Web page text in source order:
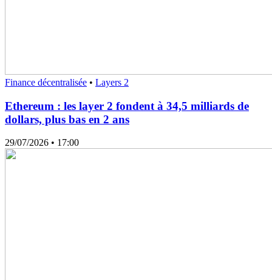
Finance décentralisée • Layers 2
Ethereum : les layer 2 fondent à 34,5 milliards de
dollars, plus bas en 2 ans
29/07/2026 • 17:00